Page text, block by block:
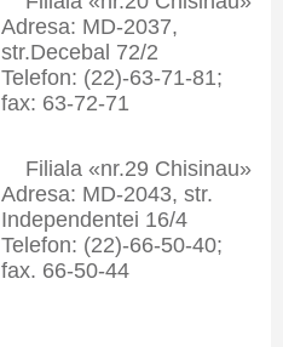
Adresa: MD-2037,
str.Decebal 72/2
Telefon: (22)-63-71-81;
fax: 63-72-71
Filiala «nr.29 Chisinau»
Adresa: MD-2043, str.
Independentei 16/4
Telefon: (22)-66-50-40;
fax. 66-50-44